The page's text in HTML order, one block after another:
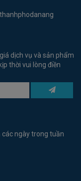
dịch vụ và sản phẩm
thời vui lòng điền
các ngày trong tuần